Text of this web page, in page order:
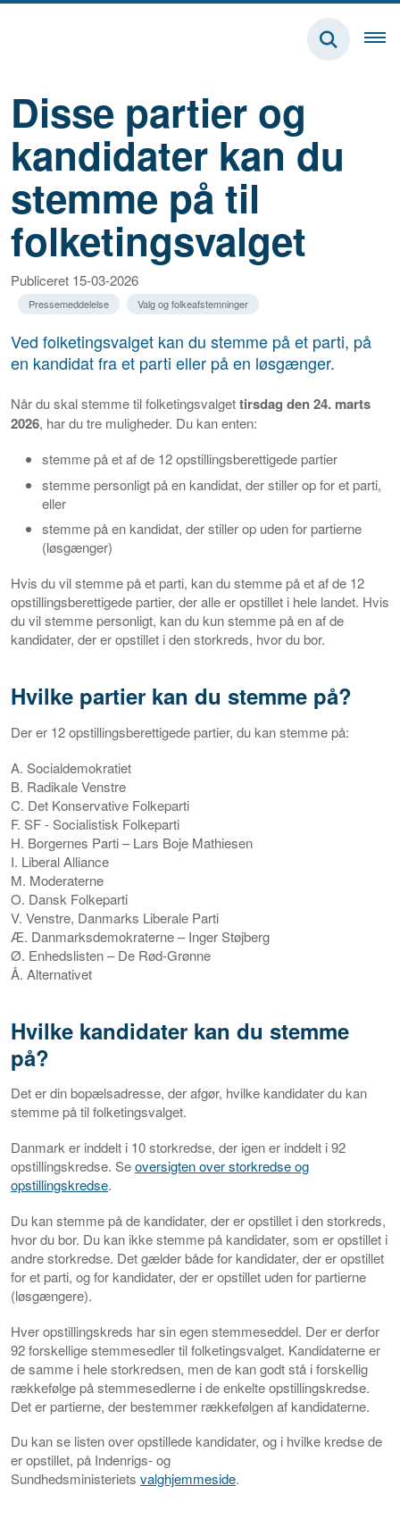
Disse partier og
kandidater kan du
stemme på til
folketingsvalget
Publiceret 15-03-2026
Pressemeddelelse Valg og folkeafstemninger
Ved folketingsvalget kan du stemme på et parti, på
en kandidat fra et parti eller på en løsgænger.
Når du skal stemme til folketingsvalgettirsdag den 24. marts
2026, har du tre muligheder. Du kan enten:
stemme på et af de 12 opstillingsberettigede partier
stemme personligt på en kandidat, der stiller op for et parti,
eller
stemme på en kandidat, der stiller op uden for partierne
(løsgænger)
Hvis du vil stemme på et parti, kan du stemme på et af de 12
opstillingsberettigede partier, der alle er opstillet i hele landet. Hvis
du vil stemme personligt, kan du kun stemme på en af de
kandidater, der er opstillet i den storkreds, hvor du bor.
Hvilke partier kan du stemme på?
Der er 12 opstillingsberettigede partier, du kan stemme på:
A. Socialdemokratiet
B. Radikale Venstre
C. Det Konservative Folkeparti
F. SF - Socialistisk Folkeparti
H. Borgernes Parti – Lars Boje Mathiesen
I. Liberal Alliance
M. Moderaterne
O. Dansk Folkeparti
V. Venstre, Danmarks Liberale Parti
Æ. Danmarksdemokraterne – Inger Støjberg
Ø. Enhedslisten – De Rød-Grønne
Å. Alternativet
Hvilke kandidater kan du stemme
på?
Det er din bopælsadresse, der afgør, hvilke kandidater du kan
stemme på til folketingsvalget.
Danmark er inddelt i 10 storkredse, der igen er inddelt i 92
opstillingskredse. Seoversigten over storkredse og
opstillingskredse.
Du kan stemme på de kandidater, der er opstillet i den storkreds,
hvor du bor. Du kan ikke stemme på kandidater, som er opstillet i
andre storkredse. Det gælder både for kandidater, der er opstillet
for et parti, og for kandidater, der er opstillet uden for partierne
(løsgængere).
Hver opstillingskreds har sin egen stemmeseddel. Der er derfor
92 forskellige stemmesedler til folketingsvalget. Kandidaterne er
de samme i hele storkredsen, men de kan godt stå i forskellig
rækkefølge på stemmesedlerne i de enkelte opstillingskredse.
Det er partierne, der bestemmer rækkefølgen af kandidaterne.
Du kan se listen over opstillede kandidater, og i hvilke kredse de
er opstillet, på Indenrigs- og
Sundhedsministeriets valghjemmeside.